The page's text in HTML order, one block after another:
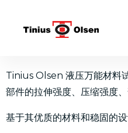
Tinius Olsen 液压万能材料
部件的拉伸强度、压缩强度
基于其优质的材料和稳固的